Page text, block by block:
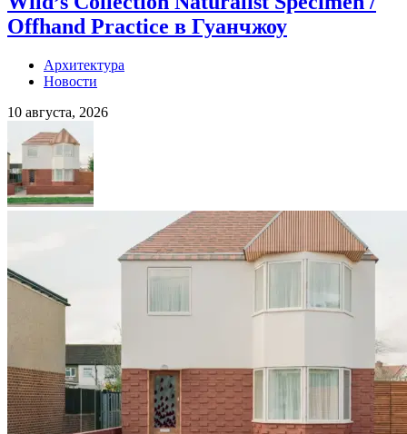
Offhand Practice в Гуанчжоу
Архитектура
Новости
10 августа, 2026